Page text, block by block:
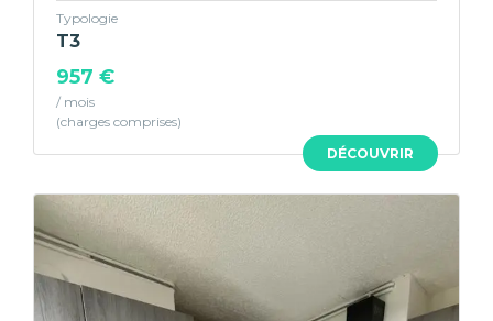
DÉCOUVRIR
Typologie
T3
957 €
/ mois